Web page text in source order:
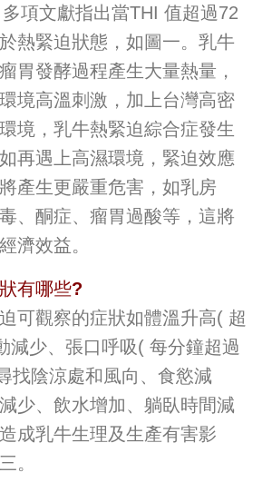
項文獻指出當THI 值超過72
熱緊迫狀態，如圖一。乳牛
胃發酵過程產生大量熱量，
境高溫刺激，加上台灣高密
境，乳牛熱緊迫綜合症發生
再遇上高濕環境，緊迫效應
產生更嚴重危害，如乳房
、酮症、瘤胃過酸等，這將
濟效益。
有哪些?
觀察的症狀如體溫升高( 超
減少、張口呼吸( 每分鐘超過
找陰涼處和風向、食慾減
少、飲水增加、躺臥時間減
成乳牛生理及生產有害影
。